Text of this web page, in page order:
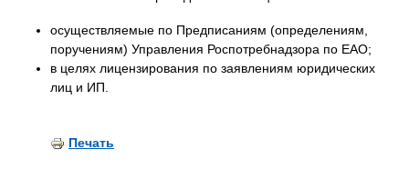
осуществляемые по Предписаниям (определениям,
поручениям) Управления Роспотребнадзора по ЕАО;
в целях лицензирования по заявлениям юридических
лиц и ИП.
Печать